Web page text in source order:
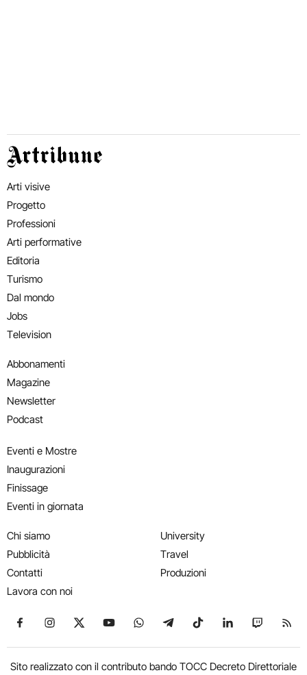
Artribune
Arti visive
Progetto
Professioni
Arti performative
Editoria
Turismo
Dal mondo
Jobs
Television
Abbonamenti
Magazine
Newsletter
Podcast
Eventi e Mostre
Inaugurazioni
Finissage
Eventi in giornata
Chi siamo
Pubblicità
Contatti
Lavora con noi
University
Travel
Produzioni
Seguici su Facebook
Seguici su Instagram
Seguici su X
Seguici su YouTube
Seguici su WhatsApp
Seguici su Telegram
Seguici su TikTok
Seguici su
Seguici
Sito realizzato con il contributo bando TOCC Decreto Direttoriale